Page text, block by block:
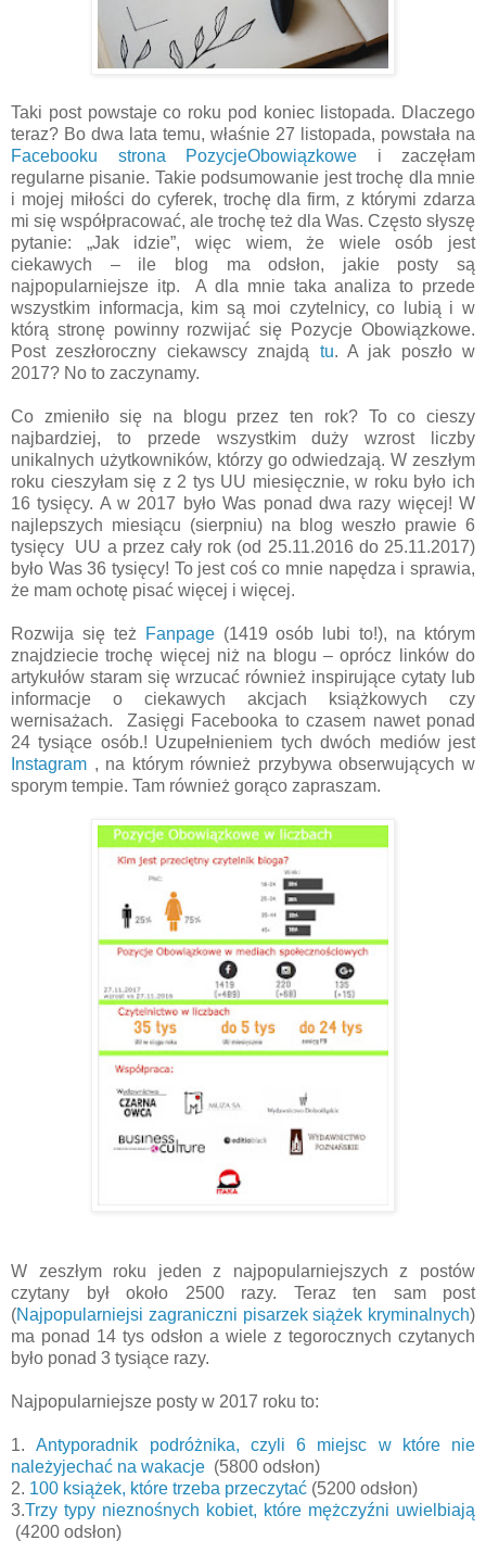
Taki post powstaje co roku pod koniec listopada. Dlaczego
teraz? Bo dwa lata temu, właśnie 27 listopada, powstała na
Facebooku strona PozycjeObowiązkowe i zaczęłam
regularne pisanie. Takie podsumowanie jest trochę dla mnie
i mojej miłości do cyferek, trochę dla firm, z którymi zdarza
mi się współpracować, ale trochę też dla Was. Często słyszę
pytanie: „Jak idzie”, więc wiem, że wiele osób jest
ciekawych – ile blog ma odsłon, jakie posty są
najpopularniejsze itp. A dla mnie taka analiza to przede
wszystkim informacja, kim są moi czytelnicy, co lubią i w
którą stronę powinny rozwijać się Pozycje Obowiązkowe.
Post zeszłoroczny ciekawscy znajdą tu. A jak poszło w
2017? No to zaczynamy.
Co zmieniło się na blogu przez ten rok? To co cieszy
najbardziej, to przede wszystkim duży wzrost liczby
unikalnych użytkowników, którzy go odwiedzają. W zeszłym
roku cieszyłam się z 2 tys UU miesięcznie, w roku było ich
16 tysięcy. A w 2017 było Was ponad dwa razy więcej! W
najlepszych miesiącu (sierpniu) na blog weszło prawie 6
tysięcy UU a przez cały rok (od 25.11.2016 do 25.11.2017)
było Was 36 tysięcy! To jest coś co mnie napędza i sprawia,
że mam ochotę pisać więcej i więcej.
Rozwija się też Fanpage(1419 osób lubi to!), na którym
znajdziecie trochę więcej niż na blogu – oprócz linków do
artykułów staram się wrzucać również inspirujące cytaty lub
informacje o ciekawych akcjach książkowych czy
wernisażach. Zasięgi Facebooka to czasem nawet ponad
24 tysiące osób.! Uzupełnieniem tych dwóch mediów jest
Instagram , na którym również przybywa obserwujących w
sporym tempie. Tam również gorąco zapraszam.
W zeszłym roku jeden z najpopularniejszych z postów
czytany był około 2500 razy. Teraz ten sam post
(Najpopularniejsi zagraniczni pisarzek siążek kryminalnych)
ma ponad 14 tys odsłon a wiele z tegorocznych czytanych
było ponad 3 tysiące razy.
Najpopularniejsze posty w 2017 roku to:
1.Antyporadnik podróżnika, czyli 6 miejsc w które nie
należyjechać na wakacje (5800 odsłon)
2. 100 książek, które trzeba przeczytać (5200 odsłon)
3.Trzy typy nieznośnych kobiet, które mężczyźni uwielbiają
(4200 odsłon)